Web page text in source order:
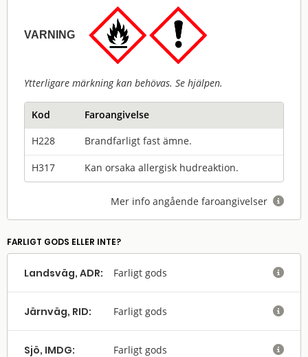
VARNING
Ytterligare märkning kan behövas. Se hjälpen.
Kod
Faroangivelse
H228
Brandfarligt fast ämne.
H317 Kan orsaka allergisk hudreaktion.
Mer info angående faroangivelser 
FARLIGT GODS ELLER INTE?
Landsväg, ADR: Farligt gods 
Järnväg, RID: Farligt gods 
Sjö, IMDG: Farligt gods 